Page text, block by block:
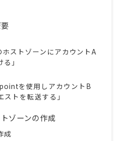
ホストゾーンにアカウントA
」
を使用しアカウントB
トを転送する」
ゾーンの作成
成